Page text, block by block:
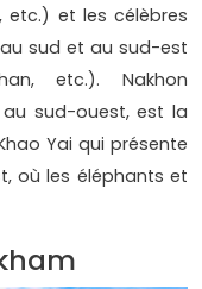
etc.) et les célèbres
sud et au sud-est
etc.). Nakhon
sud-ouest, est la
Yai qui présente
où les éléphants et